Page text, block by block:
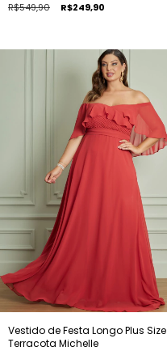
R$549,90 R$249,90
Vestido de Festa Longo Plus Size
Terracota Michelle